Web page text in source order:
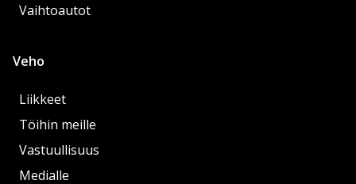
Vaihtoautot
Veho
Liikkeet
Töihin meille
Vastuullisuus
Medialle